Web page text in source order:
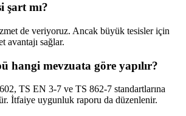
şart mı?
de veriyoruz. Ancak büyük tesisler için
avantajı sağlar.
hangi mevzuata göre yapılır?
TS EN 3-7 ve TS 862-7 standartlarına
İtfaiye uygunluk raporu da düzenlenir.